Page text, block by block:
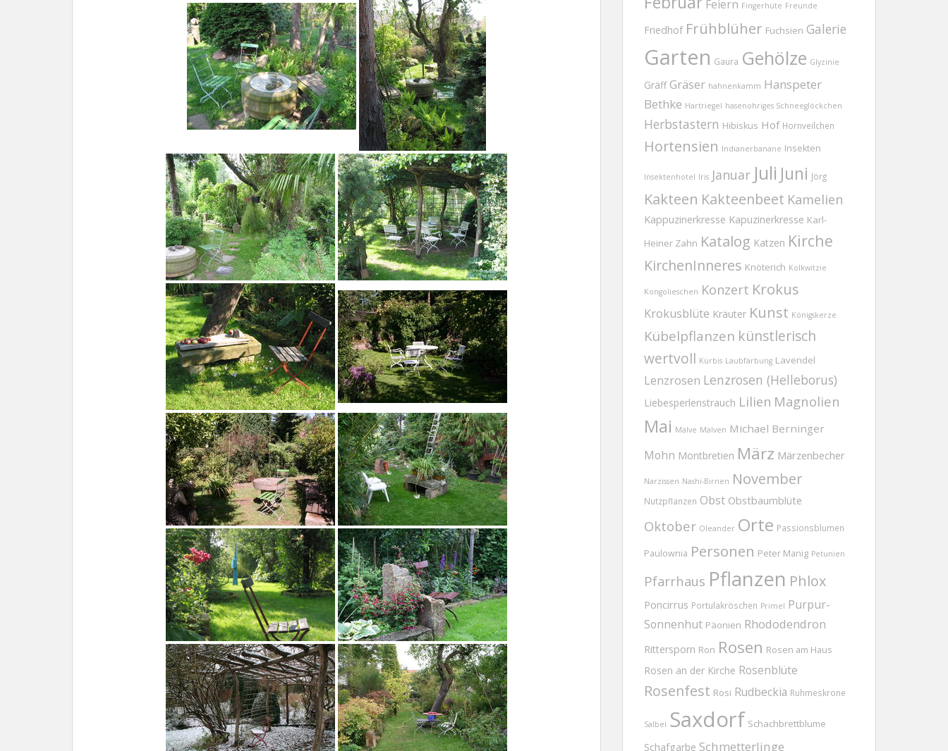
Feiern Fingerhüte Freunde
Friedhof Frühblüher Fuchsien Galerie
Garten Gaura Gehölze Glyzinie
Gräff Gräser hahnenkamm Hanspeter
Bethke Hartriegel hasenohriges Schneeglöckchen
Herbstastern Hibiskus Hof Hornveilchen
Hortensien Indianerbanane Insekten
Insektenhotel Iris Januar Juli Juni Jörg
Kakteen Kakteenbeet Kamelien
Kappuzinerkresse Kapuzinerkresse Karl-
Heiner Zahn Katalog Katzen Kirche
KirchenInneres Knöterich Kolkwitzie
Kongolieschen Konzert Krokus
Krokusblüte Kräuter Kunst Königskerze
Kübelpflanzen künstlerisch
wertvoll Kürbis Laubfärbung Lavendel
Lenzrosen Lenzrosen (Helleborus)
Liebesperlenstrauch Lilien Magnolien
Mai Malve Malven Michael Berninger
Mohn Montbretien März Märzenbecher
Narzissen Nashi-Birnen November
Nutzpflanzen Obst Obstbaumblüte
Oktober Oleander Orte Passionsblumen
Paulownia Personen Peter Manig Petunien
Pfarrhaus Pflanzen Phlox
Poncirrus Portulakröschen Primel Purpur-
Sonnenhut Päonien Rhododendron
Rittersporn Ron Rosen Rosen am Haus
Rosen an der Kirche Rosenblüte
Rosenfest Rosi Rudbeckia Ruhmeskrone
Salbei Saxdorf Schachbrettblume
Schafgarbe Schmetterlinge